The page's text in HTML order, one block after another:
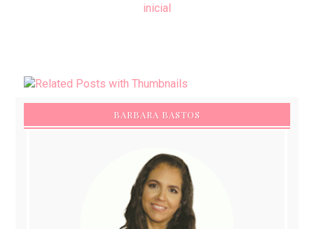
inicial
BARBARA BASTOS